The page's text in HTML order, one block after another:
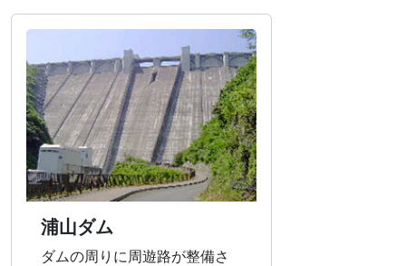
浦山ダム
ダムの周りに周遊路が整備さ